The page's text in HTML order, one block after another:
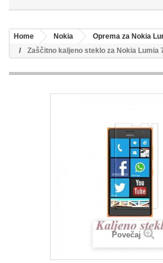
Home Nokia
Oprema za Nokia
Zaščitno kaljeno steklo za Nokia Lumia
Povečaj